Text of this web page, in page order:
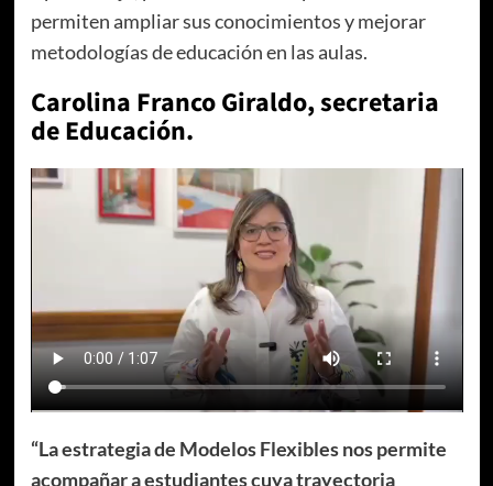
permiten ampliar sus conocimientos y mejorar
metodologías de educación en las aulas.
Carolina Franco Giraldo, secretaria
de Educación.
“La estrategia de Modelos Flexibles nos permite
acompañar a estudiantes cuya trayectoria